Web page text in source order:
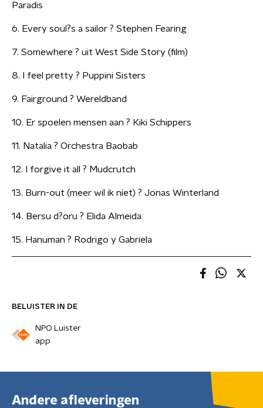
BELUISTER IN DE
NPO Luister
app
Paradis
6. Every soul?s a sailor ? Stephen Fearing
7. Somewhere ? uit West Side Story (film)
8. I feel pretty ? Puppini Sisters
9. Fairground ? Wereldband
10. Er spoelen mensen aan ? Kiki Schippers
11. Natalia ? Orchestra Baobab
12. I forgive it all ? Mudcrutch
13. Burn-out (meer wil ik niet) ? Jonas Winterland
14. Bersu d?oru ? Elida Almeida
15. Hanuman ? Rodrigo y Gabriela
Andere afleveringen